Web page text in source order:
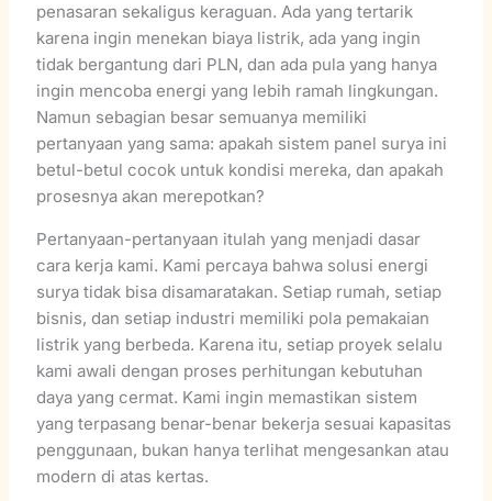
penasaran sekaligus keraguan. Ada yang tertarik
karena ingin menekan biaya listrik, ada yang ingin
tidak bergantung dari PLN, dan ada pula yang hanya
ingin mencoba energi yang lebih ramah lingkungan.
Namun sebagian besar semuanya memiliki
pertanyaan yang sama: apakah sistem panel surya ini
betul-betul cocok untuk kondisi mereka, dan apakah
prosesnya akan merepotkan?
Pertanyaan-pertanyaan itulah yang menjadi dasar
cara kerja kami. Kami percaya bahwa solusi energi
surya tidak bisa disamaratakan. Setiap rumah, setiap
bisnis, dan setiap industri memiliki pola pemakaian
listrik yang berbeda. Karena itu, setiap proyek selalu
kami awali dengan proses perhitungan kebutuhan
daya yang cermat. Kami ingin memastikan sistem
yang terpasang benar-benar bekerja sesuai kapasitas
penggunaan, bukan hanya terlihat mengesankan atau
modern di atas kertas.